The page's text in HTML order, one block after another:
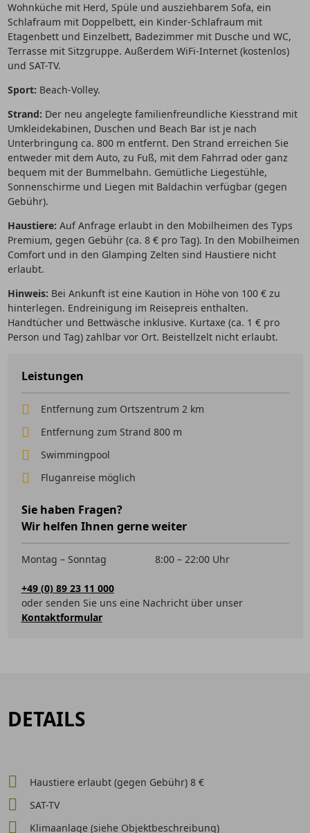
Wohnküche mit Herd, Spüle und ausziehbarem Sofa, ein
Schlafraum mit Doppelbett, ein Kinder-Schlafraum mit
Etagenbett und Einzelbett, Badezimmer mit Dusche und WC,
Terrasse mit Sitzgruppe. Außerdem WiFi-Internet (kostenlos)
und SAT-TV.
Sport: Beach-Volley.
Strand: Der neu angelegte familienfreundliche Kiesstrand mit
Umkleidekabinen, Duschen und Beach Bar ist je nach
Unterbringung ca. 800 m entfernt. Den Strand erreichen Sie
entweder mit dem Auto, zu Fuß, mit dem Fahrrad oder ganz
bequem mit der Bummelbahn. Gemütliche Liegestühle,
Sonnenschirme und Liegen mit Baldachin verfügbar (gegen
Gebühr).
Haustiere: Auf Anfrage erlaubt in den Mobilheimen des Typs
Premium, gegen Gebühr (ca. 8 € pro Tag). In den Mobilheimen
Comfort und in den Glamping Zelten sind Haustiere nicht
erlaubt.
Hinweis: Bei Ankunft ist eine Kaution in Höhe von 100 € zu
hinterlegen. Endreinigung im Reisepreis enthalten.
Handtücher und Bettwäsche inklusive. Kurtaxe (ca. 1 € pro
Person und Tag) zahlbar vor Ort. Beistellzelt nicht erlaubt.
Leistungen
Entfernung zum Ortszentrum 2 km
Entfernung zum Strand 800 m
Swimmingpool
Fluganreise möglich
Sie haben Fragen?
Wir helfen Ihnen gerne weiter
Montag – Sonntag 8:00 – 22:00 Uhr
+49 (0) 89 23 11 000
oder senden Sie uns eine Nachricht über unser
Kontaktformular
DETAILS
Haustiere erlaubt (gegen Gebühr) 8 €
SAT-TV
Klimaanlage (siehe Objektbeschreibung)